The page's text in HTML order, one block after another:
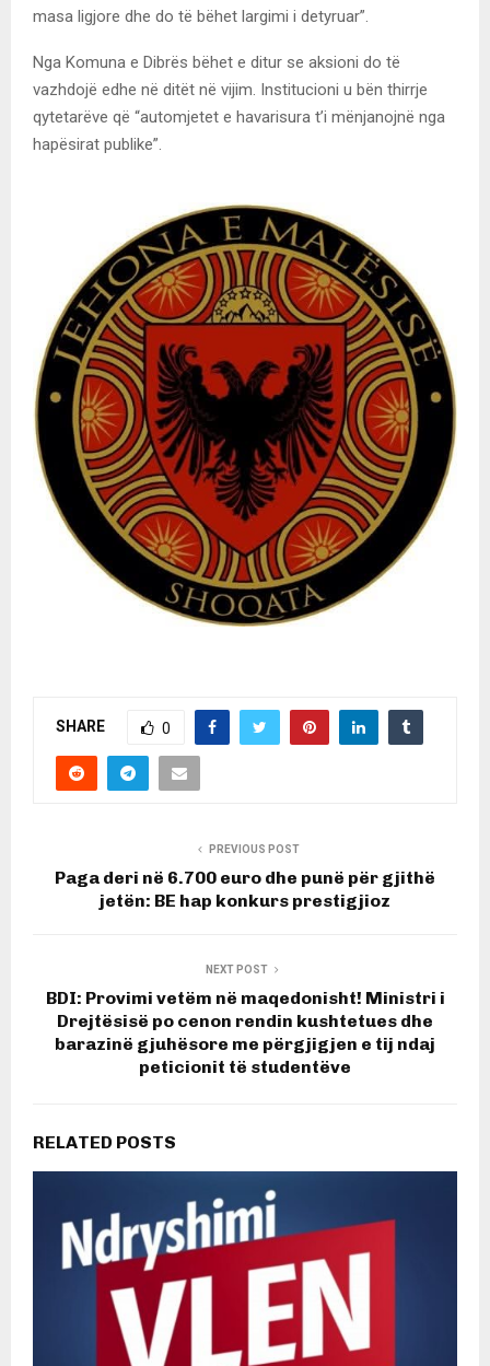
masa ligjore dhe do të bëhet largimi i detyruar”.
Nga Komuna e Dibrës bëhet e ditur se aksioni do të
vazhdojë edhe në ditët në vijim. Institucioni u bën thirrje
qytetarëve që “automjetet e havarisura t’i mënjanojnë nga
hapësirat publike”.
SHARE 0
PREVIOUS POST
Paga deri në 6.700 euro dhe punë për gjithë
jetën: BE hap konkurs prestigjioz
NEXT POST
BDI: Provimi vetëm në maqedonisht! Ministri i
Drejtësisë po cenon rendin kushtetues dhe
barazinë gjuhësore me përgjigjen e tij ndaj
peticionit të studentëve
RELATED POSTS